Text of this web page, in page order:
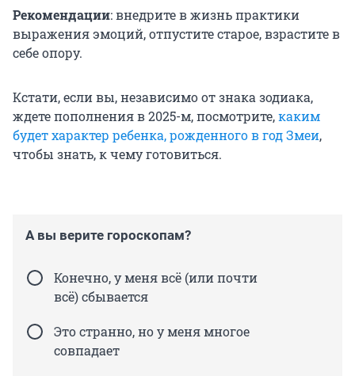
Рекомендации: внедрите в жизнь практики
выражения эмоций, отпустите старое, взрастите в
себе опору.
Кстати, если вы, независимо от знака зодиака,
ждете пополнения в 2025-м, посмотрите,каким
будет характер ребенка, рожденного в год Змеи,
чтобы знать, к чему готовиться.
А вы верите гороскопам?
Конечно, у меня всё (или почти
всё) сбывается
Это странно, но у меня многое
совпадает